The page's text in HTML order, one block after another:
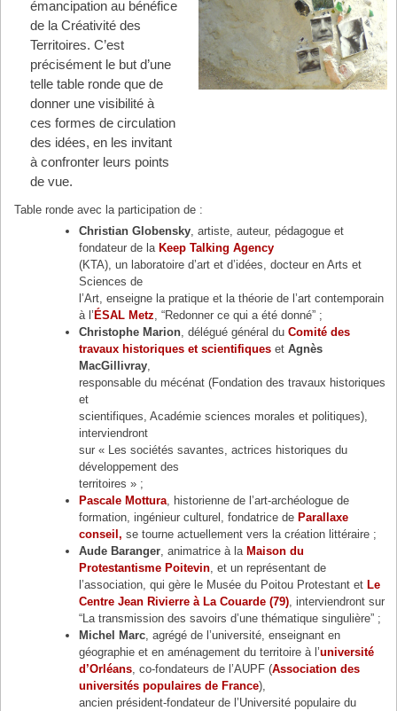
émancipation au bénéfice
de la Créativité des
Territoires. C’est
précisément le but d’une
telle table ronde que de
donner une visibilité à
ces formes de circulation
des idées, en les invitant
à confronter leurs points
de vue.
Table ronde avec la participation de :
Christian Globensky , artiste, auteur, pédagogue et
fondateur de la Keep Talking Agency
(KTA), un laboratoire d’art et d’idées, docteur en Arts et
Sciences de
l’Art, enseigne la pratique et la théorie de l’art contemporain
à l’ ÉSAL Metz , “Redonner ce qui a été donné” ;
Christophe Marion , délégué général duComité des
travaux historiques et scientifiques etAgnès
MacGillivray
responsable du mécénat (Fondation des travaux historiques
et
scientifiques, Académie sciences morales et politiques),
interviendront
sur « Les sociétés savantes, actrices historiques du
développement des
territoires » ;
Pascale Mottura , historienne de l’art-archéologue de
formation, ingénieur culturel, fondatrice de Parallaxe
conseil, se tourne actuellement vers la création littéraire ;
Aude Baranger , animatrice à la Maison du
Protestantisme Poitevin , et un représentant de
l’association, qui gère le Musée du Poitou Protestant et Le
Centre Jean Rivierre à La Couarde (79) , interviendront sur
“La transmission des savoirs d’une thématique singulière” ;
Michel Marc , agrégé de l’université, enseignant en
géographie et en aménagement du territoire à l’université
d’Orléans , co-fondateurs de l’AUPF (Association des
universités populaires de France),
ancien président-fondateur de l’Université populaire du